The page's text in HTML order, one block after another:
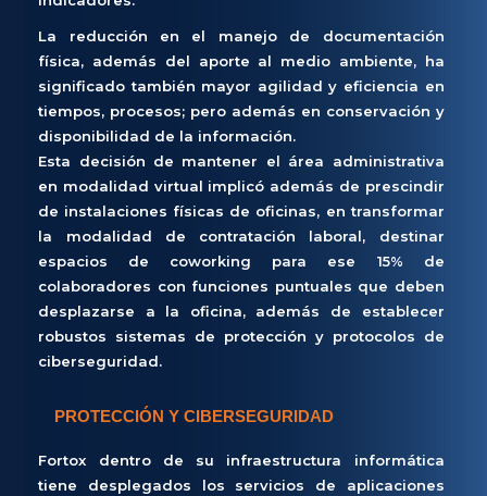
La reducción en el manejo de documentación
física, además del aporte al medio ambiente, ha
significado también mayor agilidad y eficiencia en
tiempos, procesos; pero además en conservación y
disponibilidad de la información.
Esta decisión de mantener el área administrativa
en modalidad virtual implicó además de prescindir
de instalaciones físicas de oficinas, en transformar
la modalidad de contratación laboral, destinar
espacios de coworking para ese 15% de
colaboradores con funciones puntuales que deben
desplazarse a la oficina, además de establecer
robustos sistemas de protección y protocolos de
ciberseguridad.
PROTECCIÓN Y CIBERSEGURIDAD
Fortox dentro de su infraestructura informática
tiene desplegados los servicios de aplicaciones